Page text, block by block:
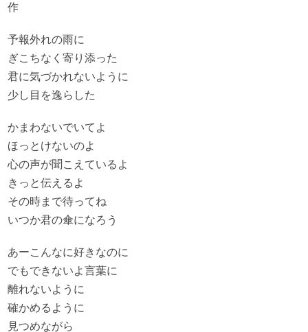
作
予報外れの雨に
ぎこちなく寄り添った
君に気づかれないように
少し目を逸らした
かまわないでいてよ
ほっとけないのよ
心の声が聞こえているよ
きっと伝えるよ
その時まで待ってね
いつか君の傘になろう
あーこんなに好きなのに
でもできないよ言葉に
離れないように
確かめるように
見つめながら